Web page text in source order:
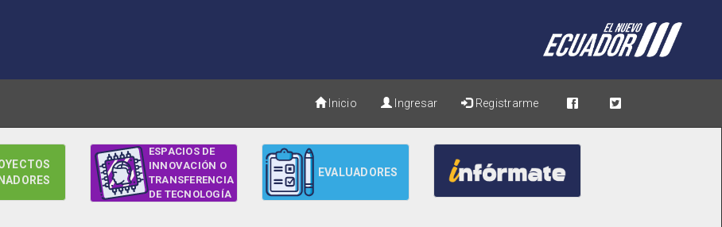
Inicio Ingresar Registrarme
ESPACIOS DE
INNOVACIÓN O
TRANSFERENCIA
DE TECNOLOGÍA
EVALUADORES